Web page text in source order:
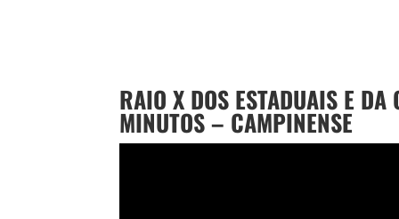
RAIO X DOS ESTADUAIS E
MINUTOS – CAMPINENSE